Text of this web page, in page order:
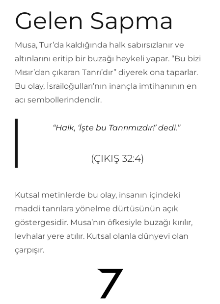
Gelen Sapma
Musa, Tur’da kaldığında halk sabırsızlanır ve
altınlarını eritip bir buzağı heykeli yapar. “Bu bizi
Mısır’dan çıkaran Tanrı’dır” diyerek ona taparlar.
Bu olay, İsrailoğulları’nın inançla imtihanının en
acı sembollerindendir.
“Halk, ‘İşte bu Tanrımızdır!’ dedi.”
(ÇIKIŞ 32:4)
Kutsal metinlerde bu olay, insanın içindeki
maddi tanrılara yönelme dürtüsünün açık
göstergesidir. Musa’nın öfkesiyle buzağı kırılır,
levhalar yere atılır. Kutsal olanla dünyevi olan
çarpışır.